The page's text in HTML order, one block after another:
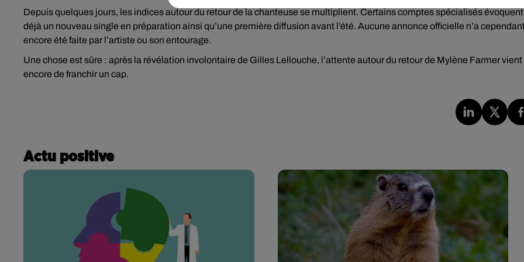
Depuis quelques jours, les indices autour du retour de la chanteuse se multiplient. Certains comptes spécialisés évoquent
déjà un nouveau single en préparation ainsi qu’une première diffusion avant l’été. Aucune annonce officielle n’a
encore été faite par l’artiste ou son entourage.
Une chose est sûre : après la révélation involontaire de Gilles Lellouche, l’attente autour du retour de Mylène Farmer vient
encore de franchir un cap.
Actu positive